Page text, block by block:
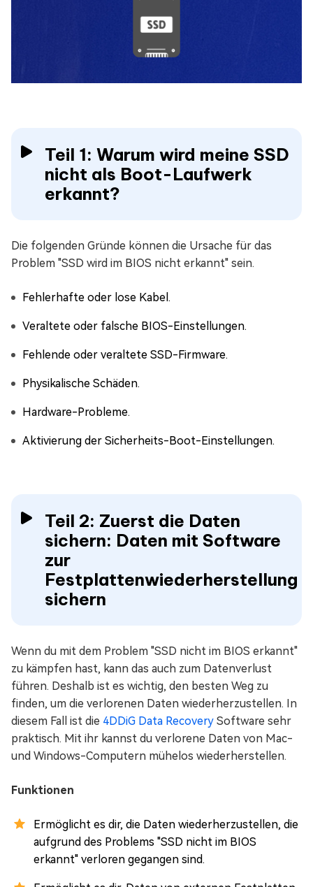
Teil 1: Warum wird meine SSD
nicht als Boot-Laufwerk
erkannt?
Die folgenden Gründe können die Ursache für das
Problem "SSD wird im BIOS nicht erkannt" sein.
Fehlerhafte oder lose Kabel.
Veraltete oder falsche BIOS-Einstellungen.
Fehlende oder veraltete SSD-Firmware.
Physikalische Schäden.
Hardware-Probleme.
Aktivierung der Sicherheits-Boot-Einstellungen.
Teil 2: Zuerst die Daten
sichern: Daten mit Software
zur
Festplattenwiederherstellung
sichern
Wenn du mit dem Problem "SSD nicht im BIOS erkannt"
zu kämpfen hast, kann das auch zum Datenverlust
führen. Deshalb ist es wichtig, den besten Weg zu
finden, um die verlorenen Daten wiederherzustellen. In
diesem Fall ist die 4DDiG Data Recovery Software sehr
praktisch. Mit ihr kannst du verlorene Daten von Mac-
und Windows-Computern mühelos wiederherstellen.
Funktionen
Ermöglicht es dir, die Daten wiederherzustellen, die
aufgrund des Problems "SSD nicht im BIOS
erkannt" verloren gegangen sind.